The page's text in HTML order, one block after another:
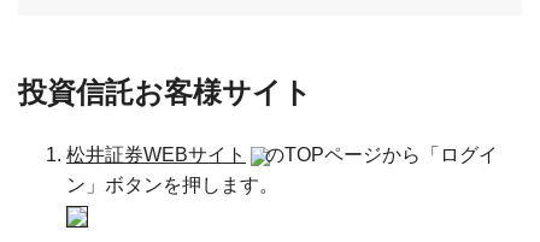
投資信託お客様サイト
松井証券WEBサイト
のTOPページから「ログイ
ン」ボタンを押します。